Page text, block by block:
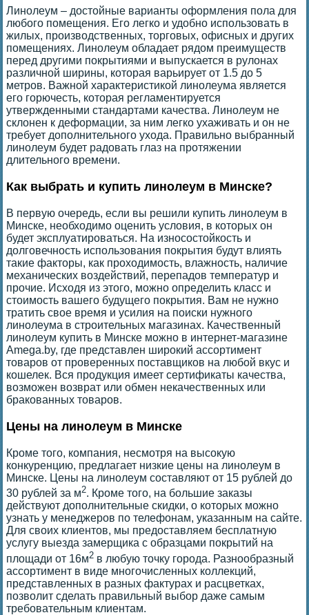
Линолеум – достойные варианты оформления пола для
любого помещения. Его легко и удобно использовать в
жилых, производственных, торговых, офисных и других
помещениях. Линолеум обладает рядом преимуществ
перед другими покрытиями и выпускается в рулонах
различной ширины, которая варьирует от 1.5 до 5
метров. Важной характеристикой линолеума является
его горючесть, которая регламентируется
утвержденными стандартами качества. Линолеум не
склонен к деформации, за ним легко ухаживать и он не
требует дополнительного ухода. Правильно выбранный
линолеум будет радовать глаз на протяжении
длительного времени.
Как выбрать и купить линолеум в Минске?
В первую очередь, если вы решили купить линолеум в
Минске, необходимо оценить условия, в которых он
будет эксплуатироваться. На износостойкость и
долговечность использования покрытия будут влиять
такие факторы, как проходимость, влажность, наличие
механических воздействий, перепадов температур и
прочие. Исходя из этого, можно определить класс и
стоимость вашего будущего покрытия. Вам не нужно
тратить свое время и усилия на поиски нужного
линолеума в строительных магазинах. Качественный
линолеум купить в Минске можно в интернет-магазине
Amega.by, где представлен широкий ассортимент
товаров от проверенных поставщиков на любой вкус и
кошелек. Вся продукция имеет сертификаты качества,
возможен возврат или обмен некачественных или
бракованных товаров.
Цены на линолеум в Минске
Кроме того, компания, несмотря на высокую
конкуренцию, предлагает низкие цены на линолеум в
Минске. Цены на линолеум составляют от 15 рублей до
30 рублей за м2. Кроме того, на большие заказы
действуют дополнительные скидки, о которых можно
узнать у менеджеров по телефонам, указанным на сайте.
Для своих клиентов, мы предоставляем бесплатную
услугу выезда замерщика с образцами покрытий на
площади от 16м2 в любую точку города. Разнообразный
ассортимент в виде многочисленных коллекций,
представленных в разных фактурах и расцветках,
позволит сделать правильный выбор даже самым
требовательным клиентам.